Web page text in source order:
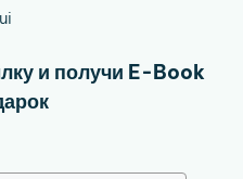
и получи E-Book